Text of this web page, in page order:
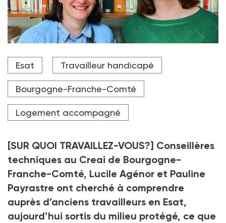
"Nous pensons qu’il est indispensable que des
professionnels du milieu ordinaire viennent aussi
connaissance, une meilleure appréhension du
handicap et de la compensation," estime Pauline
Payrastre (à droite).
Esat Travailleur handicapé
Bourgogne-Franche-Comté
Logement accompagné
[SUR QUOI TRAVAILLEZ-VOUS?] Conseillères
techniques au Creai de Bourgogne-
Franche-Comté, Lucile Agénor et Pauline
Payrastre ont cherché à comprendre
auprès d’anciens travailleurs en Esat,
aujourd’hui sortis du milieu protégé, ce que